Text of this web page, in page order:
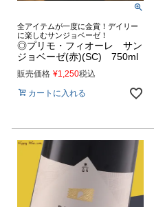
全アイテムが一度に金賞！デイリー
に楽しむサンジョベーゼ！
◎プリモ・フィオーレ サン
ジョベーゼ(赤)(SC) 750ml
販売価格 ¥1,250税込
カートに入れる